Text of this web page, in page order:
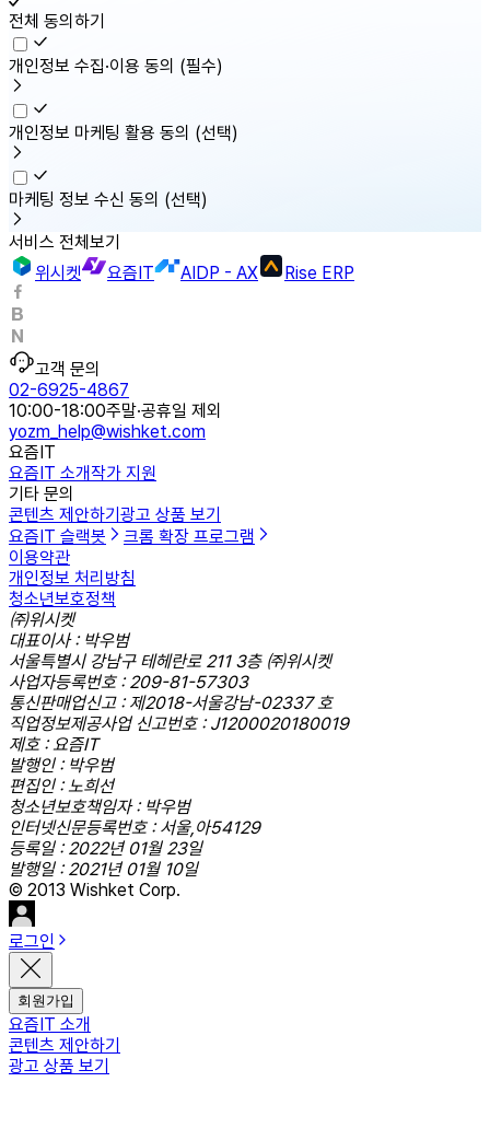
전체 동의하기
개인정보 수집·이용 동의 (필수)
개인정보 마케팅 활용 동의 (선택)
마케팅 정보 수신 동의 (선택)
서비스 전체보기
위시켓
요즘IT AIDP - AX Rise ERP
고객 문의
02-6925-4867
10:00-18:00주말·공휴일 제외
yozm_help@wishket.com
요즘IT
요즘IT 소개작가 지원
기타 문의
콘텐츠 제안하기 광고 상품 보기
요즘IT 슬랙봇
크롬 확장 프로그램
이용약관
개인정보 처리방침
청소년보호정책
㈜위시켓
대표이사 : 박우범
서울특별시 강남구 테헤란로 211 3층 ㈜위시켓
사업자등록번호 : 209-81-57303
통신판매업신고 : 제2018-서울강남-02337 호
직업정보제공사업 신고번호 : J1200020180019
제호 : 요즘IT
발행인 : 박우범
편집인 : 노희선
청소년보호책임자 : 박우범
인터넷신문등록번호 : 서울,아54129
등록일 : 2022년 01월 23일
발행일 : 2021년 01월 10일
© 2013 Wishket Corp.
로그인
회원가입
요즘IT 소개
콘텐츠 제안하기
광고 상품 보기